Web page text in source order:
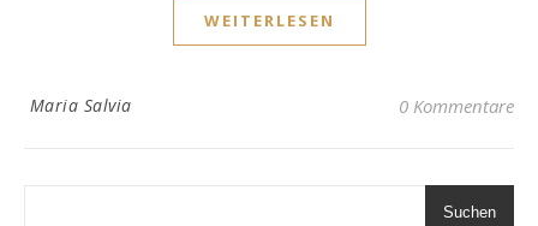
WEITERLESEN
Maria Salvia 0 Kommentare
Suchen